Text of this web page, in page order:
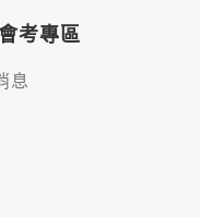
考專區
息